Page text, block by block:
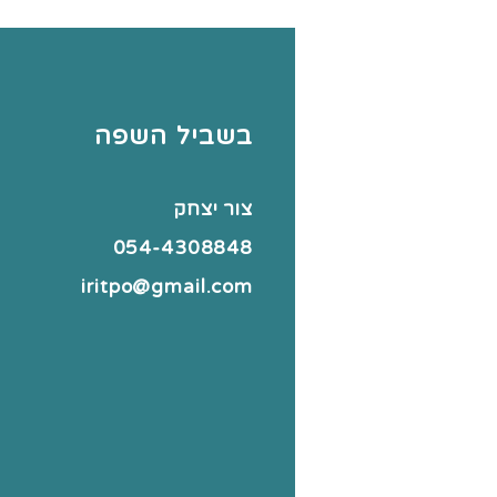
בשביל השפה
צור יצחק
054-4308848
iritpo@gmail.com